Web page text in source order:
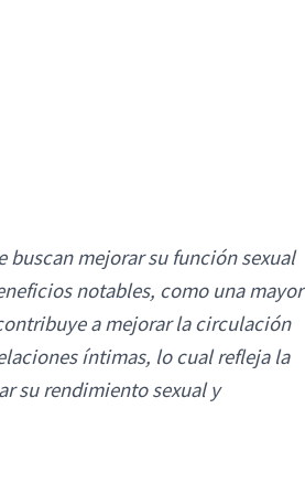
buscan mejorar su función sexual
notables, como una mayor
a mejorar la circulación
íntimas, lo cual refleja la
su rendimiento sexual y